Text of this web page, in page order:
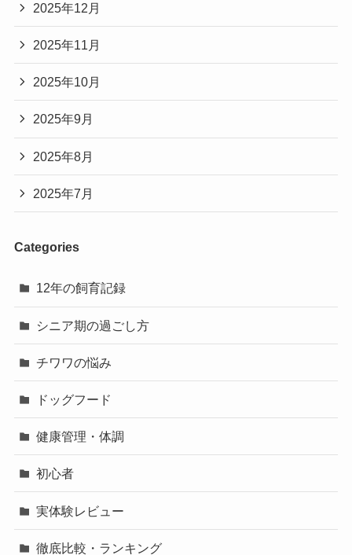
2025年12月
2025年11月
2025年10月
2025年9月
2025年8月
2025年7月
Categories
12年の飼育記録
シニア期の過ごし方
チワワの悩み
ドッグフード
健康管理・体調
初心者
実体験レビュー
徹底比較・ランキング